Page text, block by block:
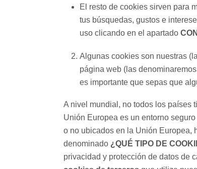
El resto de cookies sirven para
tus búsquedas, gustos e
uso clicando en el apartado
Algunas cookies son nuestras
página web (las denominaremos
es importante que sepas que
A nivel mundial, no todos los países
Unión Europea es un entorno
o no ubicados en la Unión Europea,
denominado ¿QUÉ TIPO DE
privacidad y protección de datos de